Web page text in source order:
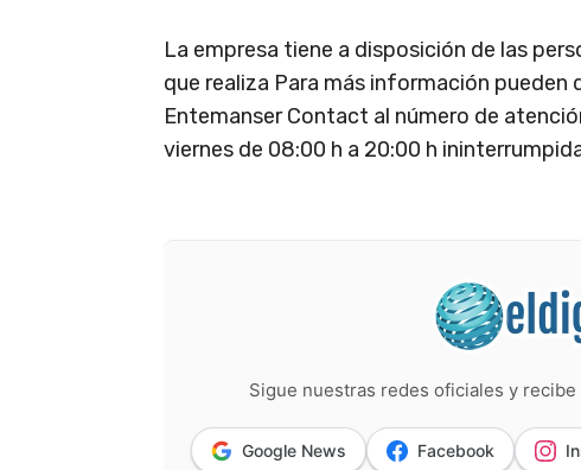
La empresa tiene a disposición de las
que realiza Para más información
Entemanser Contact al número de
viernes de 08:00 h a 20:00 h
Sigue nuestras redes oficiales y
Google News Facebook